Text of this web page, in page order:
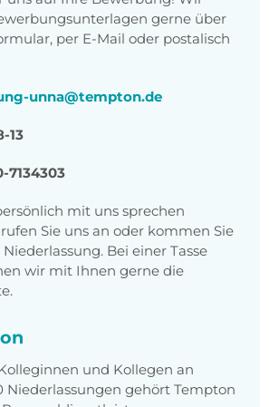
gerne über
per E-Mail oder postalisch
unna@tempton.de
13
7134303
mit uns sprechen
Sie uns an oder kommen Sie
Bei einer Tasse
wir mit Ihnen gerne die
und Kollegen an
Niederlassungen gehört Tempton